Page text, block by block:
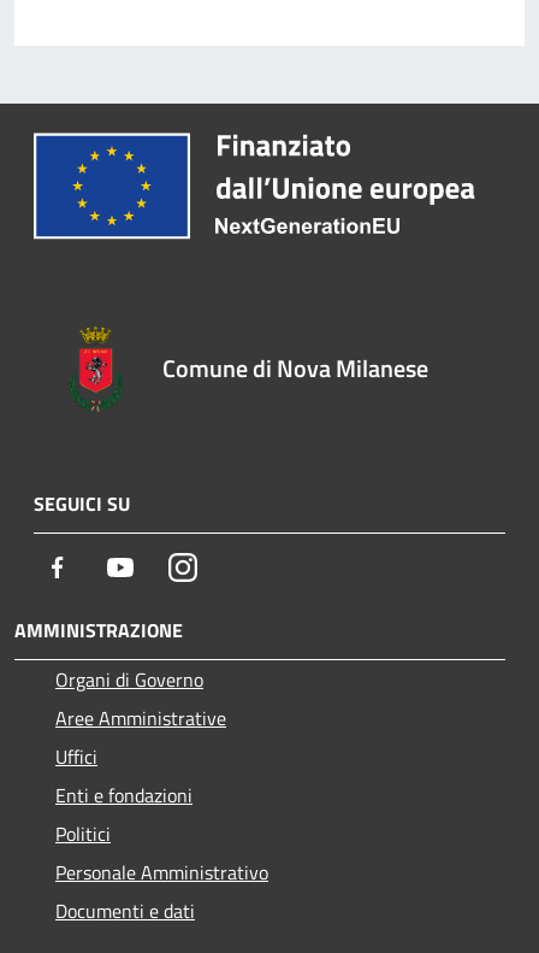
Comune di Nova Milanese
SEGUICI SU
Facebook YoutubeInstagram
AMMINISTRAZIONE
Organi di Governo
Aree Amministrative
Uffici
Enti e fondazioni
Politici
Personale Amministrativo
Documenti e dati